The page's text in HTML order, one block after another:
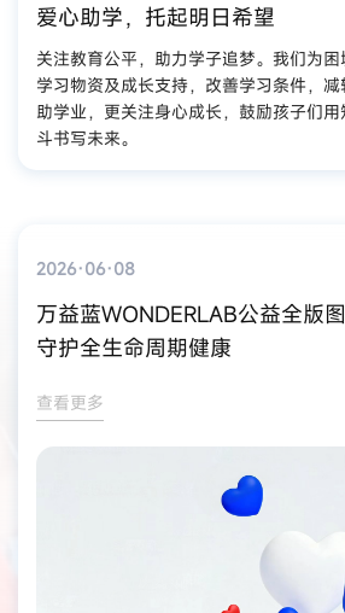
爱心助学，托起明日希望
关注教育公平，助力学子追梦。我们为困
学习物资及成长支持，改善学习条件，
助学业，更关注身心成长，鼓励孩子们
斗书写未来。
2026·06·08
万益蓝WONDERLAB公益全版
守护全生命周期健康
查看更多